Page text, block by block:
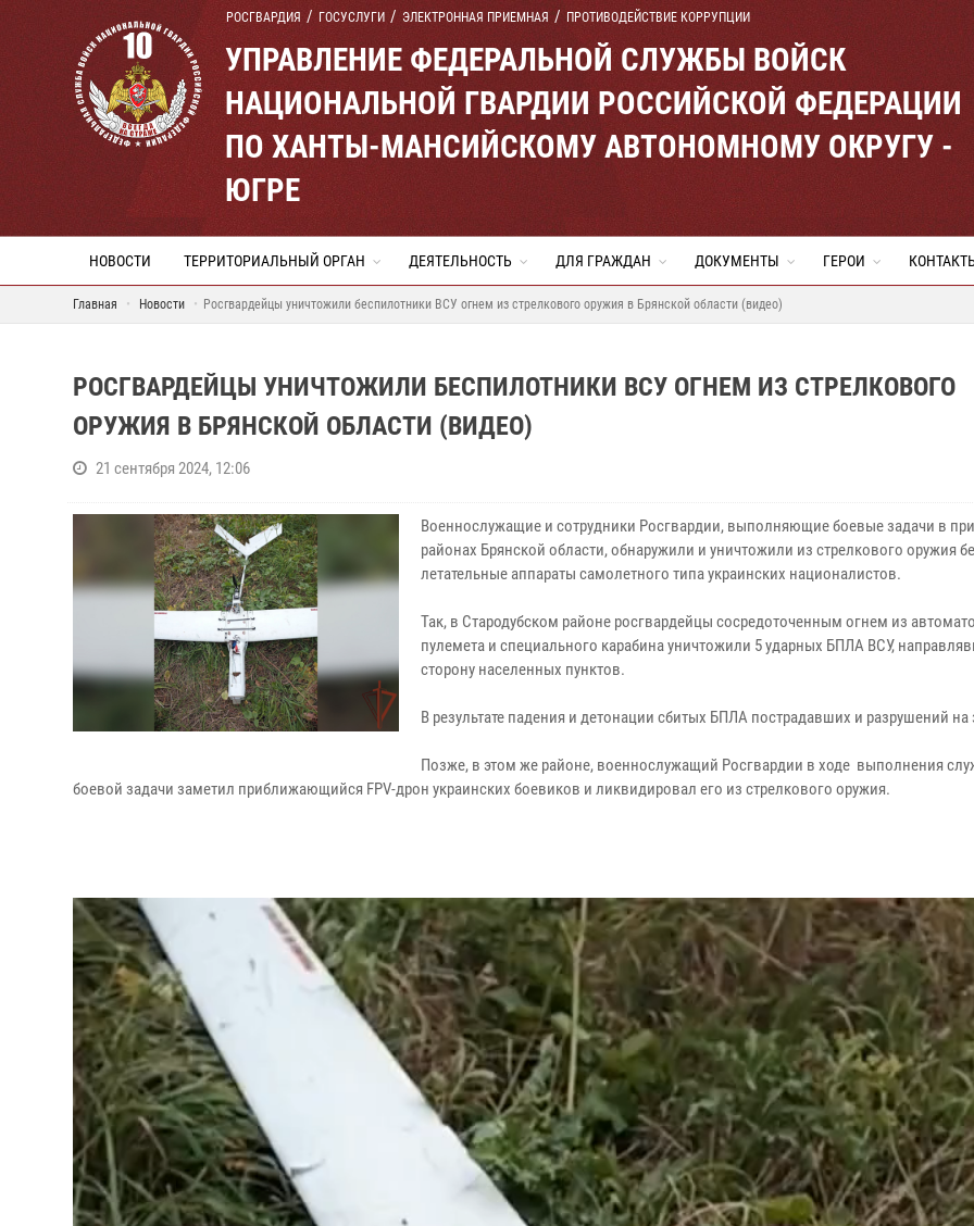
РОСГВАРДИЯ ГОСУСЛУГИ ЭЛЕКТРОННАЯ ПРИЕМНАЯ ПРОТИВОДЕЙСТВИЕ КОРРУПЦИИ
УПРАВЛЕНИЕ ФЕДЕРАЛЬНОЙ СЛУЖБЫ ВОЙСК
НАЦИОНАЛЬНОЙ ГВАРДИИ РОССИЙСКОЙ ФЕДЕРАЦИИ
ПО ХАНТЫ-МАНСИЙСКОМУ АВТОНОМНОМУ ОКРУГУ -
ЮГРЕ
НОВОСТИ ТЕРРИТОРИАЛЬНЫЙ ОРГАН ДЕЯТЕЛЬНОСТЬ ДЛЯ ГРАЖДАН ДОКУМЕНТЫ ГЕРОИ
Главная Новости Росгвардейцы уничтожили беспилотники ВСУ огнем из стрелкового оружия в Брянской области (видео)
РОСГВАРДЕЙЦЫ УНИЧТОЖИЛИ БЕСПИЛОТНИКИ ВСУ ОГНЕМ ИЗ СТРЕЛКОВОГО
ОРУЖИЯ В БРЯНСКОЙ ОБЛАСТИ (ВИДЕО)
21 сентября 2024, 12:06
Военнослужащие и сотрудники Росгвардии, выполняющие боевые задачи в
районах Брянской области, обнаружили и уничтожили из стрелкового оружия
летательные аппараты самолетного типа украинских националистов.
Так, в Стародубском районе росгвардейцы сосредоточенным огнем из
пулемета и специального карабина уничтожили 5 ударных БПЛА ВСУ,
сторону населенных пунктов.
В результате падения и детонации сбитых БПЛА пострадавших и разрушений на
Позже, в этом же районе, военнослужащий Росгвардии в ходе выполнения
боевой задачи заметил приближающийся FPV-дрон украинских боевиков и ликвидировал его из стрелкового оружия.